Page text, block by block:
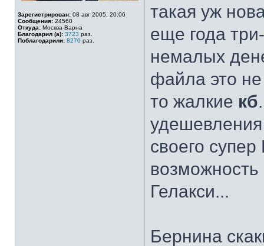
Зарегистрирован: 08 авг 2005, 20:06
Сообщения: 24560
Откуда: Москва-Варна
Благодарил (а): 3723 раз.
Поблагодарили: 8270 раз.
такая уж
еще года
немалых
файла это не
то жалкие кб
своего
Гелакси...
Бернина